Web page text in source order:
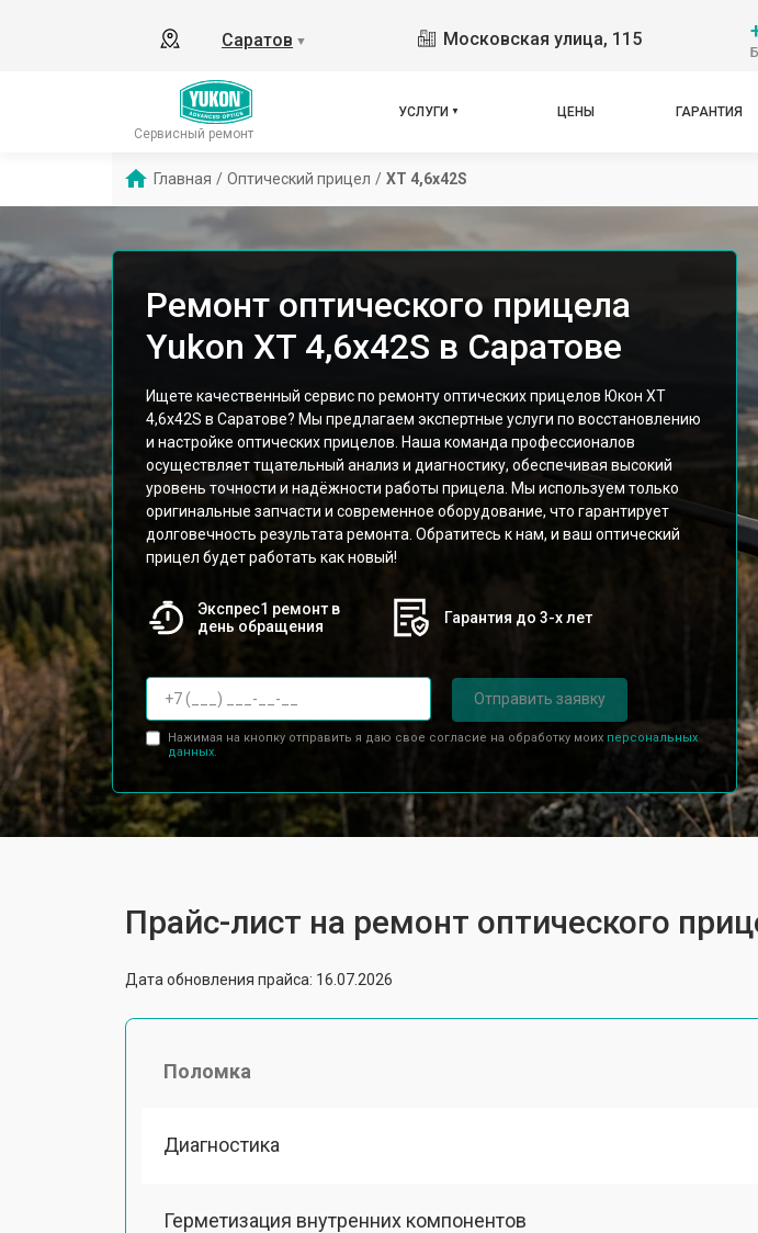
Саратов ▼ Московская улица, 115
Сервисный ремонт
УСЛУГИ ЦЕНЫ ГАРАНТИЯ
Главная / Оптический прицел / XT 4,6x42S
Ремонт оптического прицела
Yukon XT 4,6x42S в Саратове
Ищете качественный сервис по ремонту оптических прицелов Юкон XT
4,6x42S в Саратове? Мы предлагаем экспертные услуги по восстановлению
и настройке оптических прицелов. Наша команда профессионалов
осуществляет тщательный анализ и диагностику, обеспечивая высокий
уровень точности и надёжности работы прицела. Мы используем только
оригинальные запчасти и современное оборудование, что гарантирует
долговечность результата ремонта. Обратитесь к нам, и ваш оптический
прицел будет работать как новый!
Экспрес1 ремонт в
день обращения
Гарантия до 3-х лет
Отправить заявку
Нажимая на кнопку отправить я даю свое согласие на обработку моих персональных
данных.
Прайс-лист на ремонт оптического
Дата обновления прайса: 16.07.2026
Поломка
Диагностика
Герметизация внутренних компонентов